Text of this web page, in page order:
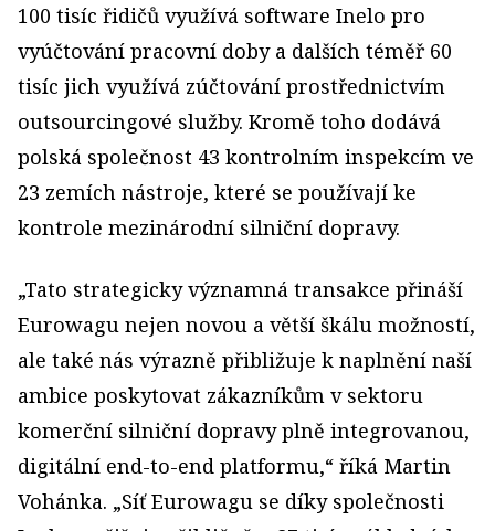
100 tisíc řidičů využívá software Inelo pro
vyúčtování pracovní doby a dalších téměř 60
tisíc jich využívá zúčtování prostřednictvím
outsourcingové služby. Kromě toho dodává
polská společnost 43 kontrolním inspekcím ve
23 zemích nástroje, které se používají ke
kontrole mezinárodní silniční dopravy.
„Tato strategicky významná transakce přináší
Eurowagu nejen novou a větší škálu možností,
ale také nás výrazně přibližuje k naplnění naší
ambice poskytovat zákazníkům v sektoru
komerční silniční dopravy plně integrovanou,
digitální end-to-end platformu,“ říká Martin
Vohánka. „Síť Eurowagu se díky společnosti